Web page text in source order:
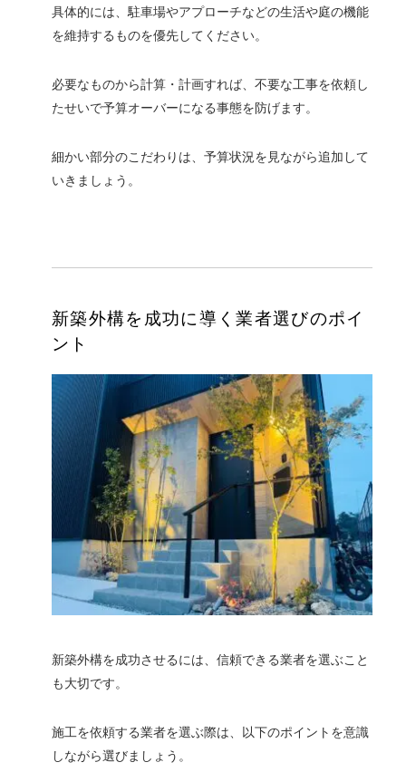
具体的には、駐車場やアプローチなどの生活や庭の機能
を維持するものを優先してください。
必要なものから計算・計画すれば、不要な工事を依頼し
たせいで予算オーバーになる事態を防げます。
細かい部分のこだわりは、予算状況を見ながら追加して
いきましょう。
新築外構を成功に導く業者選びのポイ
ント
新築外構を成功させるには、信頼できる業者を選ぶこと
も大切です。
施工を依頼する業者を選ぶ際は、以下のポイントを意識
しながら選びましょう。